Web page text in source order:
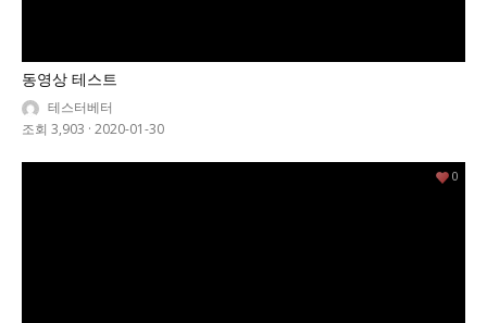
동영상 테스트
테스터베터
조회 3,903 · 2020-01-30
0